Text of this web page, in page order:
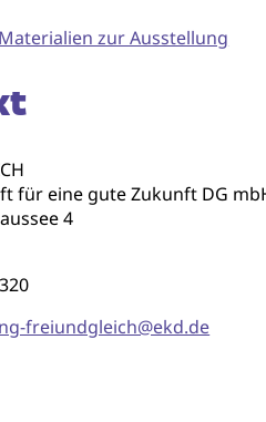
zur Ausstellung
für eine gute Zukunft DG
4
freiundgleich@ekd.de